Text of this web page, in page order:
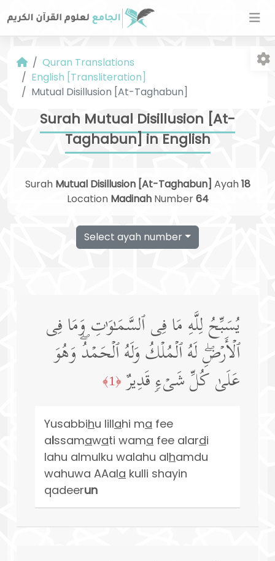
Quran Translations
English [Transliteration]
Mutual Disillusion [At-Taghabun]
Surah Mutual Disillusion [At-
Taghabun] in English
Surah Mutual Disillusion [At-Taghabun] Ayah18
Location MadinahNumber64
Select ayah number
یُسَبِّحُ لِلَّهِ مَا فِی ٱلسَّمَـٰوَ ٰ⁠تِ وَمَا فِی
ٱلۡأَرۡضِۖ لَهُ ٱلۡمُلۡكُ وَلَهُ ٱلۡحَمۡدُۖ وَهُوَ
عَلَىٰ كُلِّ شَیۡءࣲ قَدِیرٌ ﴿1﴾
Yusabbihu lillahi ma fee
alssamawati wama fee alardi
lahu almulku walahu alhamdu
wahuwa AAala kulli shayin
qadeerun